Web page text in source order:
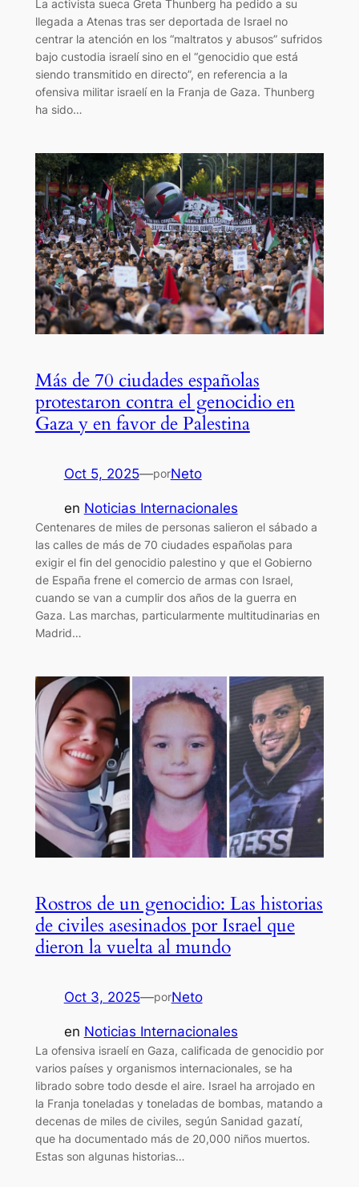
La activista sueca Greta Thunberg ha pedido a su
llegada a Atenas tras ser deportada de Israel no
centrar la atención en los “maltratos y abusos” sufridos
bajo custodia israelí sino en el “genocidio que está
siendo transmitido en directo”, en referencia a la
ofensiva militar israelí en la Franja de Gaza. Thunberg
ha sido…
Más de 70 ciudades españolas
protestaron contra el genocidio en
Gaza y en favor de Palestina
Oct 5, 2025—porNeto
en Noticias Internacionales
Centenares de miles de personas salieron el sábado a
las calles de más de 70 ciudades españolas para
exigir el fin del genocidio palestino y que el Gobierno
de España frene el comercio de armas con Israel,
cuando se van a cumplir dos años de la guerra en
Gaza. Las marchas, particularmente multitudinarias en
Madrid…
Rostros de un genocidio: Las historias
de civiles asesinados por Israel que
dieron la vuelta al mundo
Oct 3, 2025—porNeto
en Noticias Internacionales
La ofensiva israelí en Gaza, calificada de genocidio por
varios países y organismos internacionales, se ha
librado sobre todo desde el aire. Israel ha arrojado en
la Franja toneladas y toneladas de bombas, matando a
decenas de miles de civiles, según Sanidad gazatí,
que ha documentado más de 20,000 niños muertos.
Estas son algunas historias…